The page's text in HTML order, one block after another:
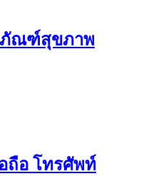
ภัณฑ์สุขภาพ
ถือ โทรศัพท์